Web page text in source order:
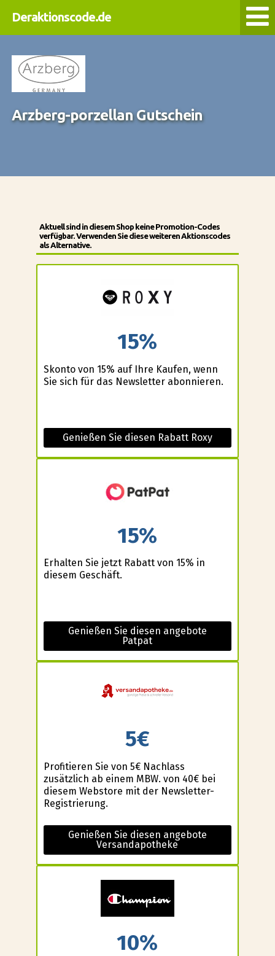
Deraktionscode.de
Arzberg-porzellan Gutschein
Aktuell sind in diesem Shop keine Promotion-Codes
verfügbar. Verwenden Sie diese weiteren Aktionscodes
als Alternative.
15%
Skonto von 15% auf Ihre Kaufen, wenn
Sie sich für das Newsletter abonnieren.
Genießen Sie diesen Rabatt Roxy
15%
Erhalten Sie jetzt Rabatt von 15% in
diesem Geschäft.
Genießen Sie diesen angebote
Patpat
5€
Profitieren Sie von 5€ Nachlass
zusätzlich ab einem MBW. von 40€ bei
diesem Webstore mit der Newsletter-
Registrierung.
Genießen Sie diesen angebote
Versandapotheke
10%